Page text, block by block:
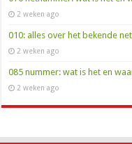
2 weken ago
010: alles over het bekende
2 weken ago
085 nummer: wat is het en
2 weken ago